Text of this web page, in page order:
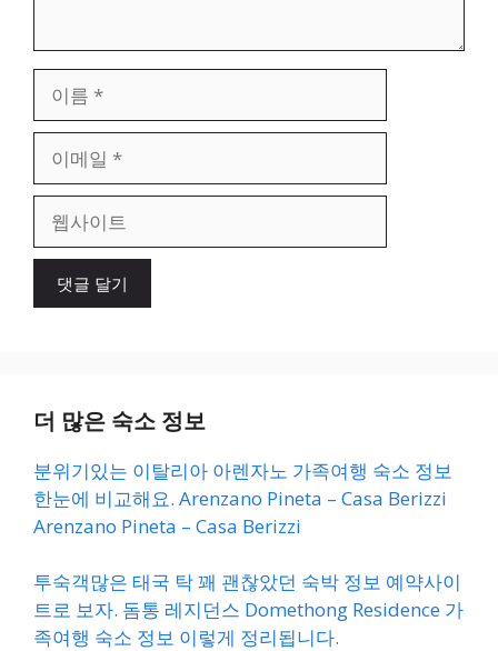
일
이
더 많은 숙소 정보
분위기있는 이탈리아 아렌자노 가족여행 숙소 정보
한눈에 비교해요. Arenzano Pineta – Casa Berizzi
Arenzano Pineta – Casa Berizzi
투숙객많은 태국 탁 꽤 괜찮았던 숙박 정보 예약사이
트로 보자. 돔통 레지던스 Domethong Residence 가
족여행 숙소 정보 이렇게 정리됩니다.